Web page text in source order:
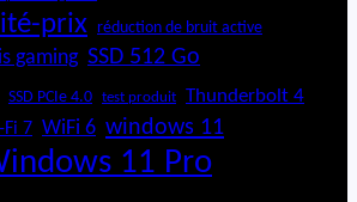
i
n
g
c
m
p
prix réduction de bruit active
gaming SSD 512 Go
SSD PCIe 4.0 test produit Thunderbolt 4
Fi 7 WiFi 6 windows 11
11 Pro